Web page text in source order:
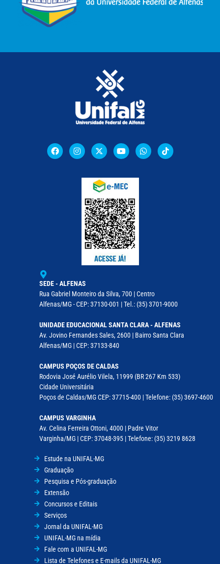
SEDE - ALFENAS
Rua Gabriel Monteiro da Silva, 700 | Centro
Alfenas/MG - CEP: 37130-001 | Tel.: (35) 3701-9000
UNIDADE EDUCACIONAL SANTA CLARA - ALFENAS
Av. Jovino Fernandes Sales, 2600 | Bairro Santa Clara
Alfenas/MG | CEP: 37133-840
CAMPUS POÇOS DE CALDAS
Rodovia José Aurélio Vilela, 11999 (BR 267 Km 533)
Cidade Universitária
Poços de Caldas/MG CEP: 37715-400 | Telefone: (35) 3697-4600
CAMPUS VARGINHA
Av. Celina Ferreira Ottoni, 4000 | Padre Vitor
Varginha/MG | CEP: 37048-395 | Telefone: (35) 3219 8628
Estude na UNIFAL-MG
Graduação
Pesquisa e Pós-graduação
Extensão
Concursos e Editais
Serviços
Jornal da UNIFAL-MG
UNIFAL-MG na mídia
Fale com a UNIFAL-MG
Lista de Telefones e E-mails da UNIFAL-MG